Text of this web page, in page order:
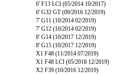
6' F13 LCI (05/2014 10/2017)
6' G32 GT (09/2016 12/2019)
7' G11 (10/2014 02/2019)
7' G12 (10/2014 02/2019)
8' G14 (10/2017 12/2019)
8' G15 (10/2017 12/2019)
X1 F48 (11/2014 07/2019)
X1 F48 LCI (05/2018 12/2019)
X2 F39 (10/2016 12/2019)